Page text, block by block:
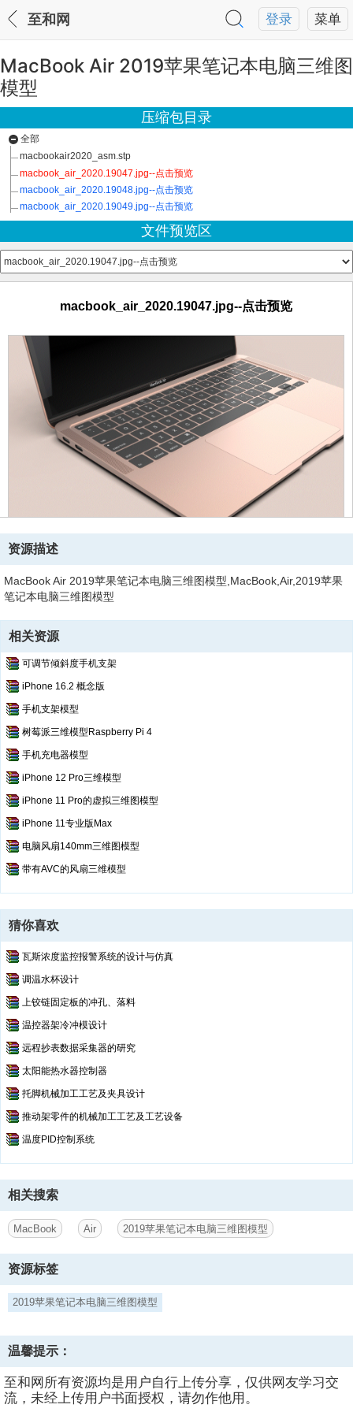
菜单
登录
至和网
MacBook Air 2019苹果笔记本电脑三维图
模型
压缩包目录
全部
macbookair2020_asm.stp
macbook_air_2020.19047.jpg--点击预览
macbook_air_2020.19048.jpg--点击预览
macbook_air_2020.19049.jpg--点击预览
文件预览区
macbook_air_2020.19047.jpg--点击预览
资源描述
MacBook Air 2019苹果笔记本电脑三维图模型,MacBook,Air,2019苹果
笔记本电脑三维图模型
相关资源
可调节倾斜度手机支架
iPhone 16.2 概念版
手机支架模型
树莓派三维模型Raspberry Pi 4
手机充电器模型
iPhone 12 Pro三维模型
iPhone 11 Pro的虚拟三维图模型
iPhone 11专业版Max
电脑风扇140mm三维图模型
带有AVC的风扇三维模型
猜你喜欢
瓦斯浓度监控报警系统的设计与仿真
调温水杯设计
上铰链固定板的冲孔、落料
温控器架冷冲模设计
远程抄表数据采集器的研究
太阳能热水器控制器
托脚机械加工工艺及夹具设计
推动架零件的机械加工工艺及工艺设备
温度PID控制系统
相关搜索
MacBook Air 2019苹果笔记本电脑三维图模型
资源标签
2019苹果笔记本电脑三维图模型
温馨提示：
至和网所有资源均是用户自行上传分享，仅供网友学习交
流，未经上传用户书面授权，请勿作他用。